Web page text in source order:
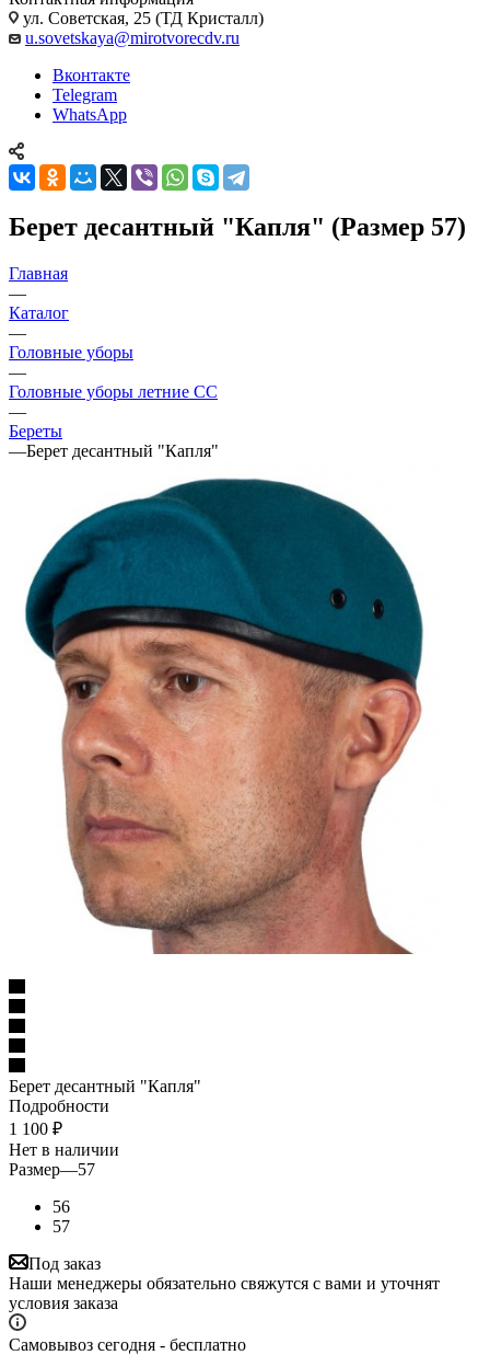
ул. Советская, 25 (ТД Кристалл)
u.sovetskaya@mirotvorecdv.ru
Вконтакте
Telegram
WhatsApp
Берет десантный "Капля" (Размер 57)
Главная
—
Каталог
—
Головные уборы
—
Головные уборы летние СС
—
Береты
—Берет десантный "Капля"
Берет десантный "Капля"
Подробности
1 100 ₽
Нет в наличии
Размер—57
56
57
Под заказ
Наши менеджеры обязательно свяжутся с вами и уточнят
условия заказа
Самовывоз сегодня - бесплатно